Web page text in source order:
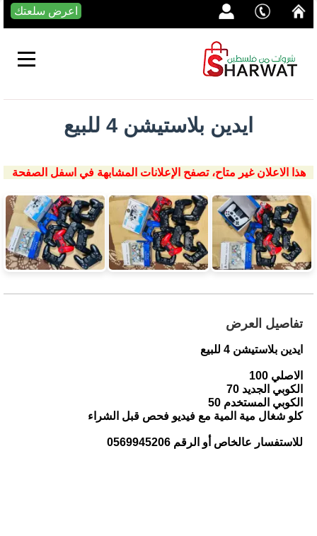
اعرض سلعتك
ايدين بلاستيشن 4 للبيع
هذا الاعلان غير متاح، تصفح الإعلانات المشابهة في اسفل الصفحة
تفاصيل العرض
ايدين بلاستيشن 4 للبيع
الاصلي 100
الكوبي الجديد 70
الكوبي المستخدم 50
كلو شغال مية المية مع فيديو فحص قبل الشراء
للاستفسار عالخاص أو الرقم 0569945206